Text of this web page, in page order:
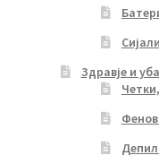
Здравје и